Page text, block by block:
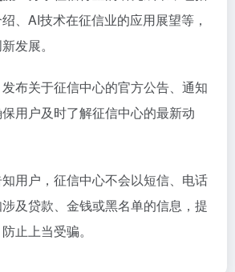
、AI技术在征信业的应用展望等，
发展。
发布关于征信中心的官方公告、通知
用户及时了解征信中心的最新动
知用户，征信中心不会以短信、电话
及贷款、金钱或黑名单的信息，提
止上当受骗。